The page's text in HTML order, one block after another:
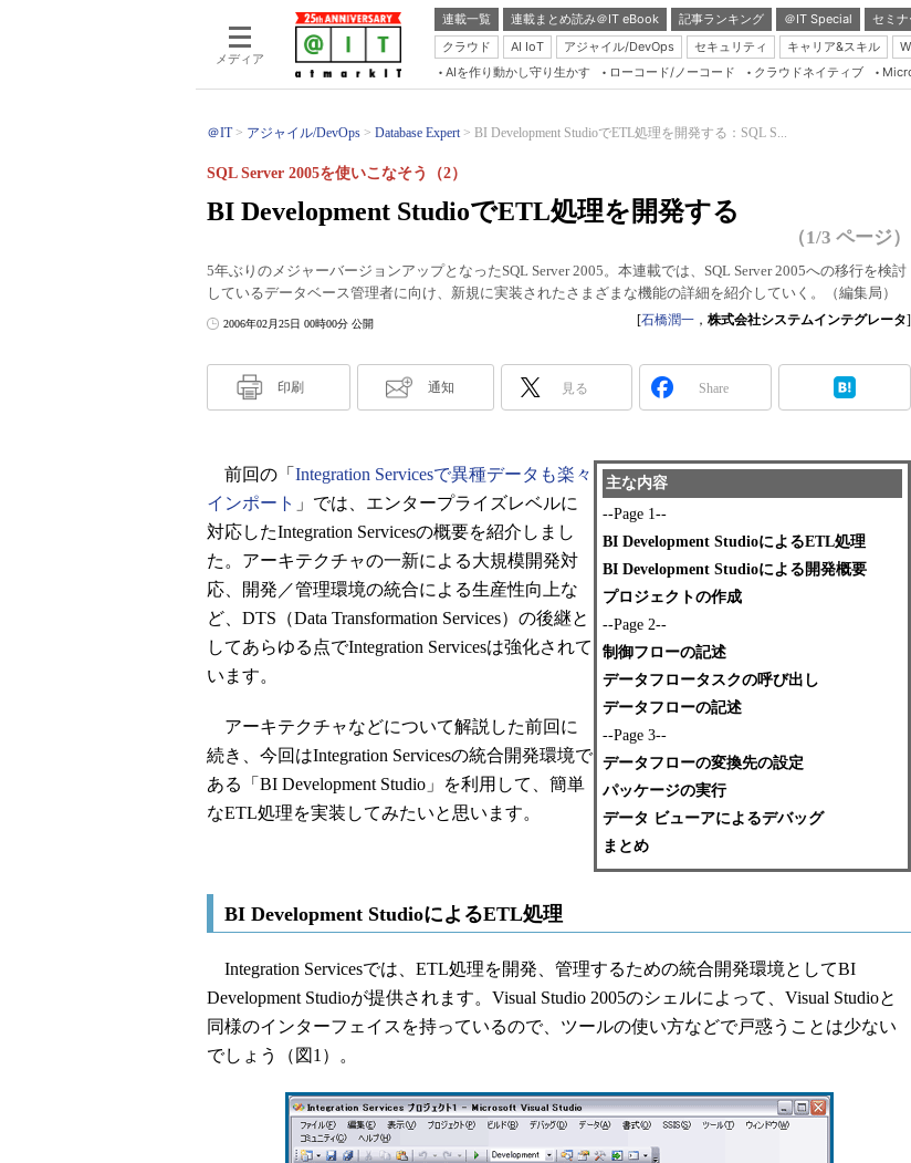
メディア
連載一覧 連載まとめ読み＠IT eBook 記事ランキング ＠IT Special セミナ
クラウド
AI IoT アジャイル/DevOps セキュリティ キャリア&スキル
Linux
Test &
AIを作り動かし守り生かす ローコード/ノーコード クラウドネイティブ
＠IT アジャイル/DevOps Database Expert BI Development StudioでETL処理を開発する：SQL S...
BI Development StudioでETL処理を開発する
SQL Server 2005を使いこなそう（2）
（1/3 ページ）
5年ぶりのメジャーバージョンアップとなったSQL Server 2005。本連載では、SQL Server 2005への移行を検討
しているデータベース管理者に向け、新規に実装されたさまざまな機能の詳細を紹介していく。（編集局）
2006年02月25日 00時00分 公開 [石橋潤一 ， 株式会社システムインテグレータ]
印刷 通知 見る Share
主な内容
--Page 1--
BI Development StudioによるETL処理
BI Development Studioによる開発概要
プロジェクトの作成
--Page 2--
制御フローの記述
データフロータスクの呼び出し
データフローの記述
--Page 3--
データフローの変換先の設定
パッケージの実行
データ ビューアによるデバッグ
まとめ
前回の「 Integration Servicesで異種データも楽々
インポート 」では、エンタープライズレベルに
対応したIntegration Servicesの概要を紹介しまし
た。アーキテクチャの一新による大規模開発対
応、開発／管理環境の統合による生産性向上な
ど、DTS（Data Transformation Services）の後継と
してあらゆる点でIntegration Servicesは強化されて
います。
アーキテクチャなどについて解説した前回に
続き、今回はIntegration Servicesの統合開発環境で
ある「BI Development Studio」を利用して、簡単
なETL処理を実装してみたいと思います。
BI Development StudioによるETL処理
Integration Servicesでは、ETL処理を開発、管理するための統合開発環境としてBI
Development Studioが提供されます。Visual Studio 2005のシェルによって、Visual Studioと
同様のインターフェイスを持っているので、ツールの使い方などで戸惑うことは少ない
でしょう（図1）。